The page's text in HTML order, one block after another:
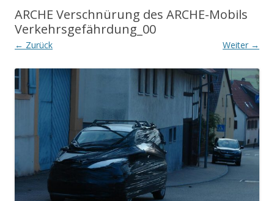
ARCHE Verschnürung des ARCHE-Mobils
Verkehrsgefährdung_00
← Zurück Weiter →